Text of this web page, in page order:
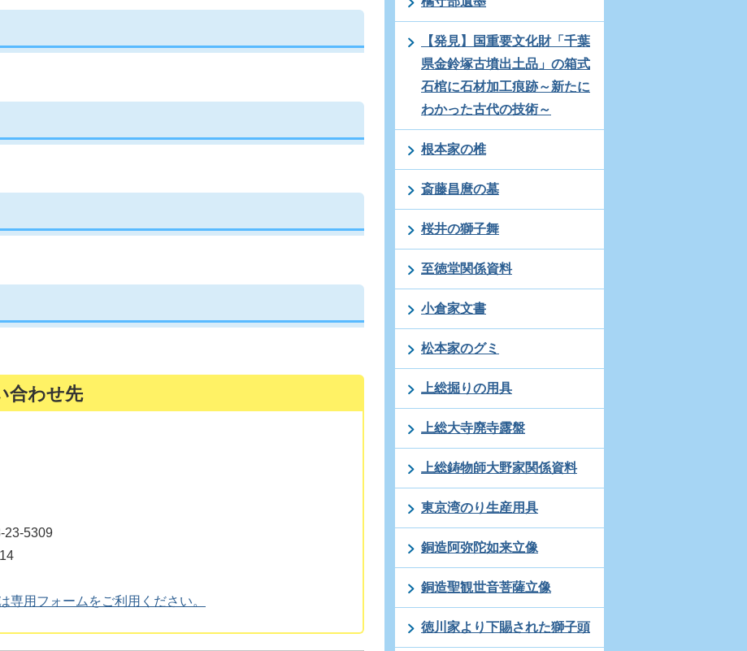
合わせ先
23-5309
専用フォームをご利用ください。
【発見】国重要文化財「千葉
県金鈴塚古墳出土品」の箱式
石棺に石材加工痕跡～新たに
わかった古代の技術～
根本家の椎
斎藤昌麿の墓
桜井の獅子舞
至徳堂関係資料
小倉家文書
松本家のグミ
上総掘りの用具
上総大寺廃寺露盤
上総鋳物師大野家関係資料
東京湾のり生産用具
銅造阿弥陀如来立像
銅造聖観世音菩薩立像
徳川家より下賜された獅子頭